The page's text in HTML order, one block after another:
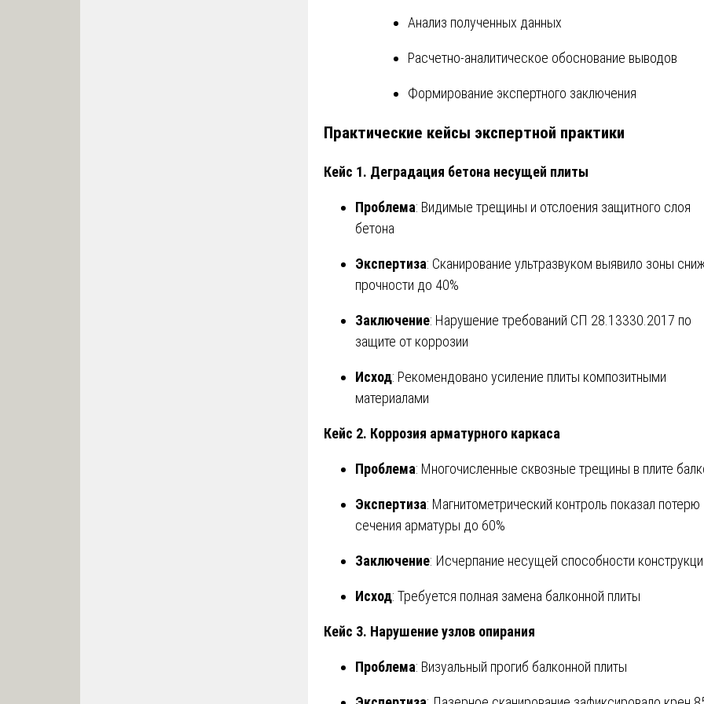
Анализ полученных данных
Расчетно-аналитическое обоснование выводов
Формирование экспертного заключения
Практические кейсы экспертной практики
Кейс 1. Деградация бетона несущей плиты
Проблема: Видимые трещины и отслоения защитного слоя
бетона
Экспертиза: Сканирование ультразвуком выявило зоны
прочности до 40%
Заключение: Нарушение требований СП 28.13330.2017 по
защите от коррозии
Исход: Рекомендовано усиление плиты композитными
материалами
Кейс 2. Коррозия арматурного каркаса
Проблема: Многочисленные сквозные трещины в плите
Экспертиза: Магнитометрический контроль показал потерю
сечения арматуры до 60%
Заключение: Исчерпание несущей способности
Исход: Требуется полная замена балконной плиты
Кейс 3. Нарушение узлов опирания
Проблема: Визуальный прогиб балконной плиты